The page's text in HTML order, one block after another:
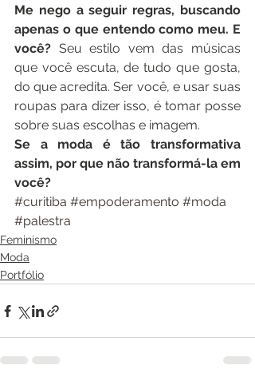
Me nego a seguir regras, buscando
apenas o que entendo como meu. E
você? Seu estilo vem das músicas
que você escuta, de tudo que gosta,
do que acredita. Ser você, e usar suas
roupas para dizer isso, é tomar posse
sobre suas escolhas e imagem.
Se a moda é tão transformativa
assim, por que não transformá-la em
você?
#curitiba #empoderamento #moda
#palestra
Feminismo
Moda
Portfólio